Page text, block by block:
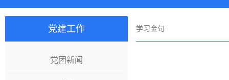
党建工作
党团新闻
学习金句